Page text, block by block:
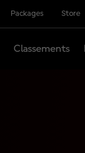
Packages Store
Classements